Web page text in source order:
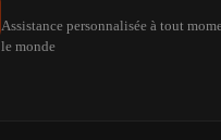
Assistance personnalisée à tout
le monde